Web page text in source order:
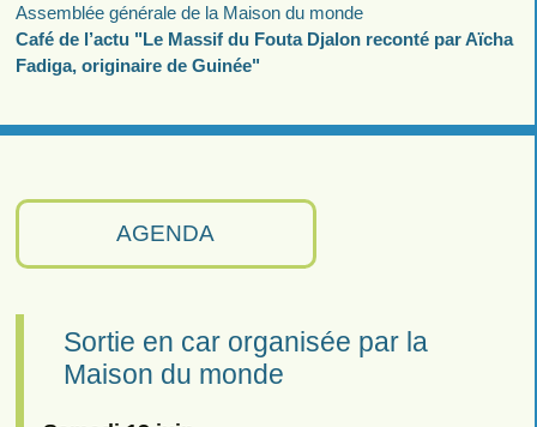
AGENDA
Sortie en car organisée par la
Maison du monde
Assemblée générale de la Maison du monde
Café de l’actu "Le Massif du Fouta Djalon reconté par Aïcha
Fadiga, originaire de Guinée"